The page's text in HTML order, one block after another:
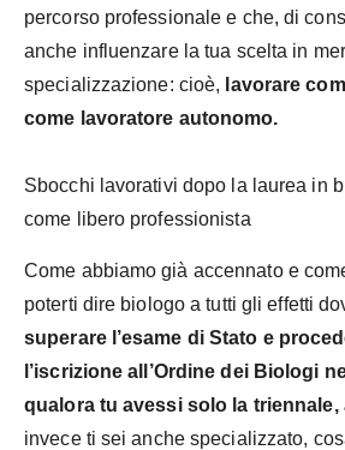
percorso professionale e che, di
anche influenzare la tua scelta in
specializzazione: cioè, lavorare
come lavoratore autonomo.
Sbocchi lavorativi dopo la laurea in
come libero professionista
Come abbiamo già accennato e
poterti dire biologo a tutti gli effetti
superare l’esame di Stato e
l’iscrizione all’Ordine dei Biologi
qualora tu avessi solo la triennale,
invece ti sei anche specializzato,